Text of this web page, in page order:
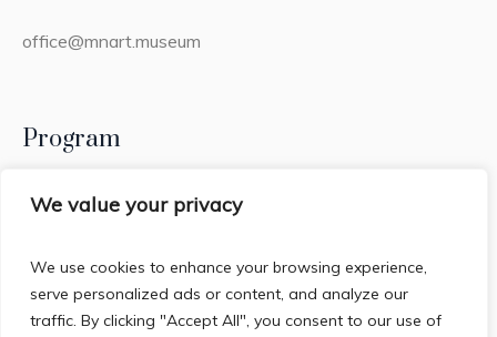
We value your privacy
We use cookies to enhance your browsing experience,
serve personalized ads or content, and analyze our
traffic. By clicking "Accept All", you consent to our use of
office@mnart.museum
Program
Miercuri – Duminică: 13:00 – 21:00 (20:15 – ultima
Luni & Marți: Închis